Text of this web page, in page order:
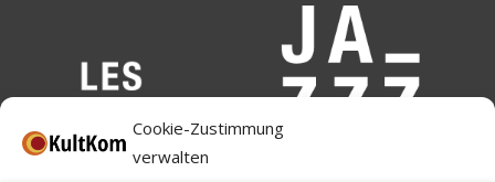
Cookie-Zustimmung
verwalten